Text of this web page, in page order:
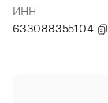
ИНН
633088355104